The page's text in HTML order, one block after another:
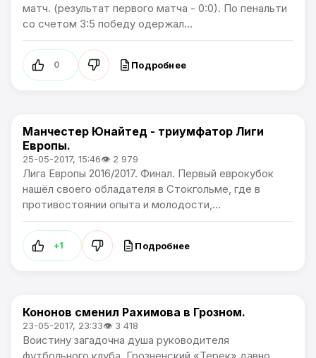
матч. (результат первого матча - 0:0). По пенальти
со счетом 3:5 победу одержал...
0 Подробнее
Лига Европы
Манчестер Юнайтед - триумфатор Лиги
Европы.
25-05-2017, 15:46👁 2 979
Лига Европы 2016/2017. Финал. Первый еврокубок
нашёл своего обладателя в Стокгольме, где в
противостоянии опыта и молодости,...
+1 Подробнее
Премьер лига
Кононов сменил Рахимова в Грозном.
23-05-2017, 23:33👁 3 418
Воистину загадочна душа руководителя